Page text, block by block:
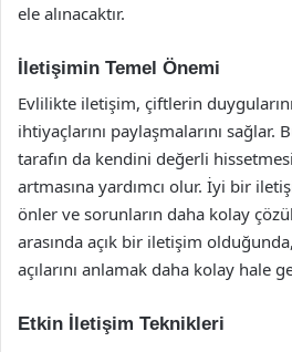
ele alınacaktır.
İletişimin Temel Önemi
Evlilikte iletişim, çiftlerin
ihtiyaçlarını paylaşmalarını sağlar.
tarafın da kendini değerli
artmasına yardımcı olur. İyi bir
önler ve sorunların daha kolay
arasında açık bir iletişim
açılarını anlamak daha kolay hale
Etkin İletişim Teknikleri